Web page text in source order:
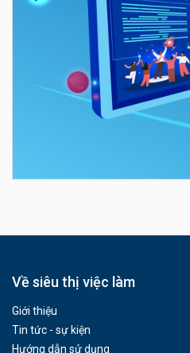
Về siêu thị việc làm
Giới thiệu
Tin tức - sự kiện
Hướng dẫn sử dụng